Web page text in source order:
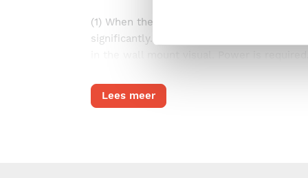
(1) When there is a clear line of sight
significantly. With parent and baby units
Lees meer